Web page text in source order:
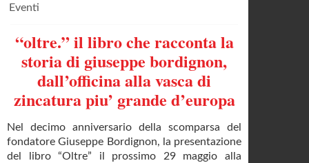
Eventi
“oltre.” il libro che racconta la
storia di giuseppe bordignon,
dall’officina alla vasca di
zincatura piu’ grande d’europa
Nel decimo anniversario della scomparsa del
fondatore Giuseppe Bordignon, la presentazione
del libro “Oltre” il prossimo 29 maggio alla